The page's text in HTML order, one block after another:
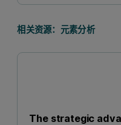
相关资源：元素分析
The strategic